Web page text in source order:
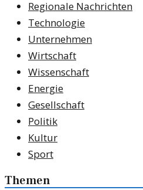
Regionale Nachrichten
Technologie
Unternehmen
Wirtschaft
Wissenschaft
Energie
Gesellschaft
Politik
Kultur
Sport
Themen